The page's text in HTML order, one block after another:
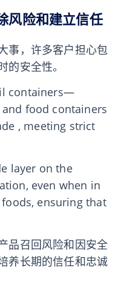
风险和建立信任
事，许多客户担心包
的安全性。
containers—
food containers
, meeting strict
layer on the
even when in
ensuring that
品召回风险和因安全
养长期的信任和忠诚